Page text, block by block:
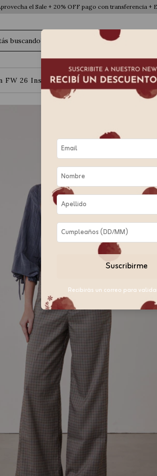
el Sale + 20% OFF pago con transferencia +
FW 26 Instinto Urbano Básicos
Suscribirme
Recibirás un correo para